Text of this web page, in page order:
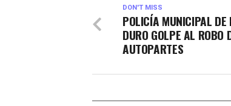
DON'T MISS
POLICÍA MUNICIPAL
DURO GOLPE AL ROBO
AUTOPARTES